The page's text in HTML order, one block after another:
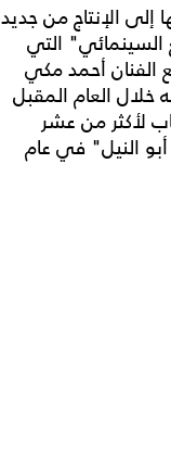
الإنتاج من جديد
السينمائي" التي
الفنان أحمد مكي
العام المقبل
لأكثر من عشر
النيل" في عام